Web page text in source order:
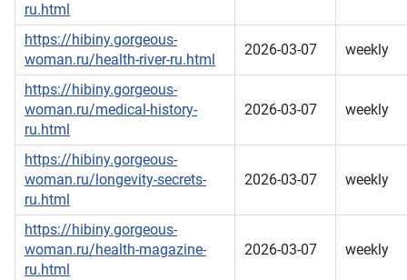
ru.html
https://hibiny.gorgeous-
woman.ru/health-river-ru.html
2026-03-07 weekly
https://hibiny.gorgeous-
woman.ru/medical-history-
ru.html
2026-03-07 weekly
https://hibiny.gorgeous-
woman.ru/longevity-secrets-
ru.html
2026-03-07 weekly
https://hibiny.gorgeous-
woman.ru/health-magazine-
ru.html
2026-03-07 weekly